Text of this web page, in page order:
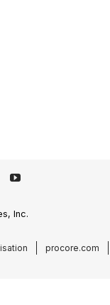
Inc.
procore.com